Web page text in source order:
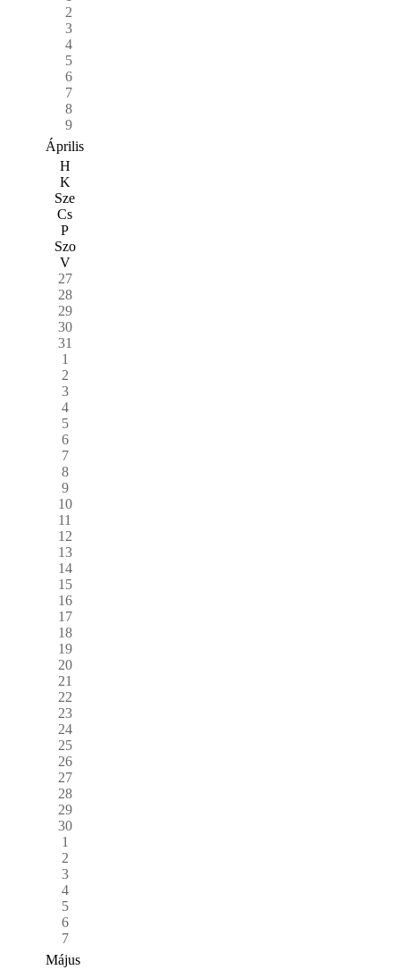
2
3
4
5
6
7
8
9
Április
H
K
Sze
Cs
P
Szo
V
27
28
29
30
31
1
2
3
4
5
6
7
8
9
10
11
12
13
14
15
16
17
18
19
20
21
22
23
24
25
26
27
28
29
30
1
2
3
4
5
6
7
Május